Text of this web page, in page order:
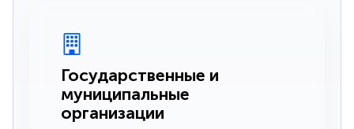
Государственные и
муниципальные
организации